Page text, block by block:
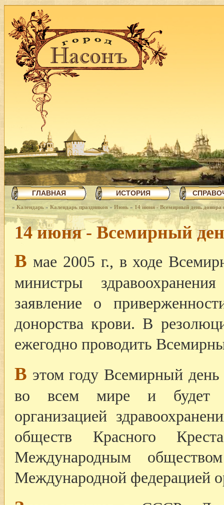
ГЛАВНАЯ ИСТОРИЯ
» Календарь » Календарь праздников » Июнь » 14 июня - Всемирный день донора
14 июня - Всемирный
В мае 2005 г., в ходе
министры
заявление о
донорства крови. В
ежегодно проводить
В этом году Всемирный
во всем мире и будет
организацией
обществ Красного
Международным
Международной федерацией